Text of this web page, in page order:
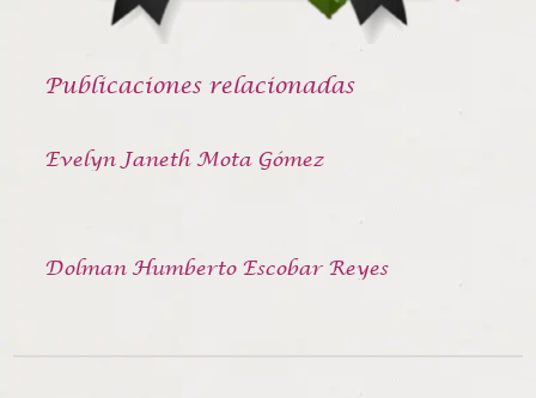
Publicaciones relacionadas
Evelyn Janeth Mota Gómez
Dolman Humberto Escobar Reyes